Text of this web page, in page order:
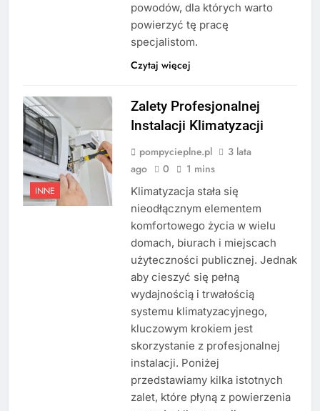
powodów, dla których warto
powierzyć tę pracę
specjalistom.
Czytaj więcej
INNE
Zalety Profesjonalnej
Instalacji Klimatyzacji
pompycieplne.pl
3 lata
ago
0 1 mins
Klimatyzacja stała się
nieodłącznym elementem
komfortowego życia w wielu
domach, biurach i miejscach
użyteczności publicznej. Jednak
aby cieszyć się pełną
wydajnością i trwałością
systemu klimatyzacyjnego,
kluczowym krokiem jest
skorzystanie z profesjonalnej
instalacji. Poniżej
przedstawiamy kilka istotnych
zalet, które płyną z powierzenia